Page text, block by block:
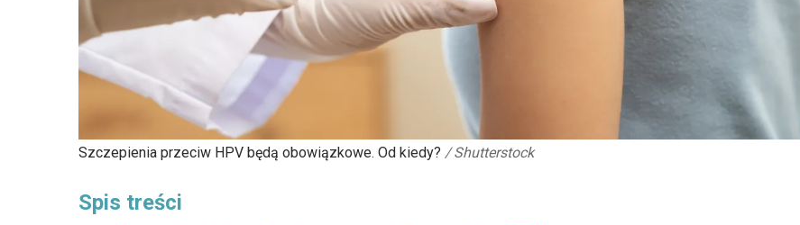
Szczepienia przeciw HPV będą obowiązkowe. Od kiedy? / Shutterstock
Spis treści